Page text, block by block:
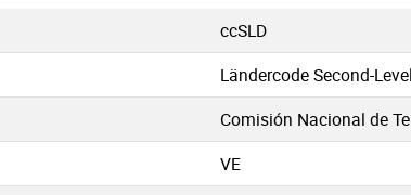
ccSLD
Ländercode Second-
Comisión Nacional de
VE